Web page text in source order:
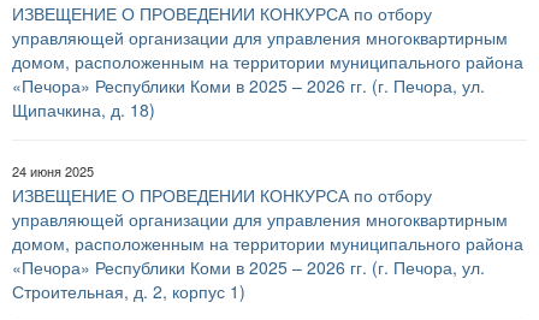
ИЗВЕЩЕНИЕ О ПРОВЕДЕНИИ КОНКУРСА по отбору
управляющей организации для управления многоквартирным
домом, расположенным на территории муниципального района
«Печора» Республики Коми в 2025 – 2026 гг. (г. Печора, ул.
Щипачкина, д. 18)
24 июня 2025
ИЗВЕЩЕНИЕ О ПРОВЕДЕНИИ КОНКУРСА по отбору
управляющей организации для управления многоквартирным
домом, расположенным на территории муниципального района
«Печора» Республики Коми в 2025 – 2026 гг. (г. Печора, ул.
Строительная, д. 2, корпус 1)